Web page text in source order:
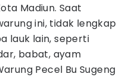
Madiun. Saat
ini, tidak lengkap
lauk lain, seperti
babat, ayam
Pecel Bu Sugeng